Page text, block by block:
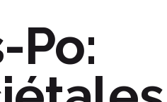
Po: